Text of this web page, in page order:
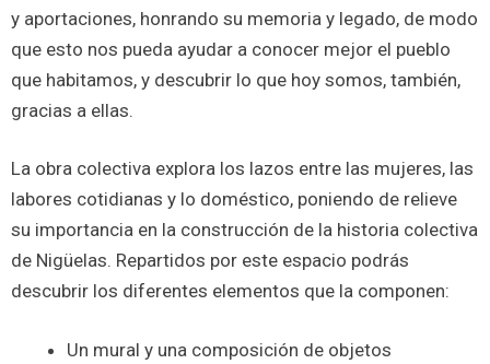
y aportaciones, honrando su memoria y legado, de modo
que esto nos pueda ayudar a conocer mejor el pueblo
que habitamos, y descubrir lo que hoy somos, también,
gracias a ellas.
La obra colectiva explora los lazos entre las mujeres, las
labores cotidianas y lo doméstico, poniendo de relieve
su importancia en la construcción de la historia colectiva
de Nigüelas. Repartidos por este espacio podrás
descubrir los diferentes elementos que la componen:
Un mural y una composición de objetos